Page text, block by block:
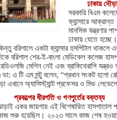
ঢাকায়
সরকারি বিএম
ক্যান্সারে
মানসিক যন্ত্রণার
ঢাকায় যেতে
বরিশালে একটা ক্যান্সার হসপিটাল
বরিশাল শের-ই-বাংলা মেডিকেল কলেজ
মেশিন নেই এবং ব্রাকিথেরাপি
এ টি এম মন্টু বলেন, “প্রধান সংকট হলো
এখানে অ্যাসিস্ট্যান্ট প্রফেসর ও মিড
প্রকল্পের ধীরগতি ও গণপূর্তের বক্তব্য
একর জায়গায় এই বিশেষায়িত হাসপাতাল
কাজ শুরু হয়েছিল। ২০২৩ সালে কাজ শেষ